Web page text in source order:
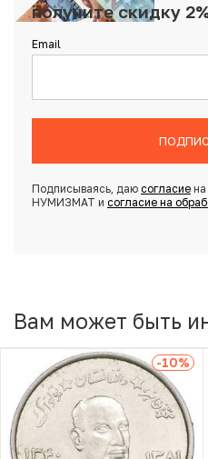
получите скидку
Email
Подписываясь, даю согласиена
НУМИЗМАТ и согласие на
Вам может быть
-10%